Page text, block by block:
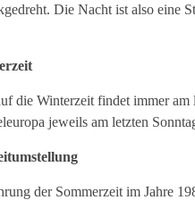
Die Nacht ist also eine
die Winterzeit findet immer
jeweils am letzten
der Sommerzeit im Jahre